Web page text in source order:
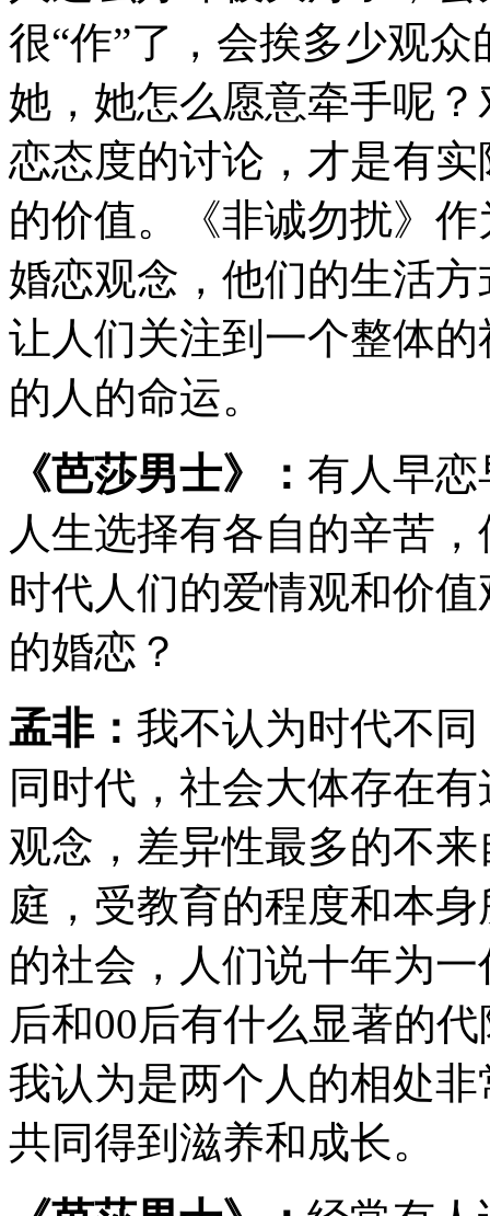
很“作”了，会挨多少观
她，她怎么愿意牵手呢
恋态度的讨论，才是有
的价值。《非诚勿扰》
婚恋观念，他们的生活
让人们关注到一个整体
的人的命运。
《芭莎男士》： 有人早
人生选择有各自的辛苦
时代人们的爱情观和价
的婚恋？
孟非： 我不认为时代不
同时代，社会大体存在
观念，差异性最多的不
庭，受教育的程度和本
的社会，人们说十年为
后和00后有什么显著的
我认为是两个人的相处
共同得到滋养和成长。